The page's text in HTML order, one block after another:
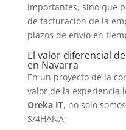
importantes, sino que
de facturación de la
plazos de envío en
El valor diferencial
en Navarra
En un proyecto de la
valor de la experiencia
Oreka IT, no solo
S/4HANA;